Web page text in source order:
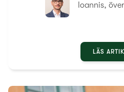
Ioannis,
LÄS